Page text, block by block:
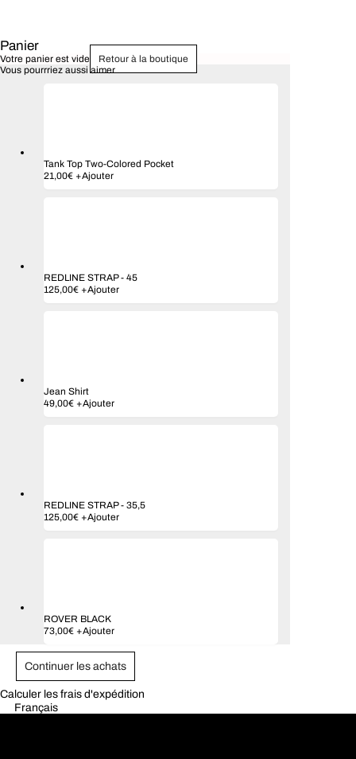
Panier
Votre panier est vide
Retour à la boutique
Vous pourrriez aussi aimer
Tank Top Two-Colored Pocket
21,00€ +Ajouter
REDLINE STRAP- 45
125,00€ +Ajouter
Jean Shirt
49,00€ +Ajouter
REDLINE STRAP- 35,5
125,00€ +Ajouter
ROVER BLACK
73,00€ +AjouterCe
a
plusieurs
variations.
Les
options
peuvent
Continuer les achats
Calculer les frais d'expédition
Français